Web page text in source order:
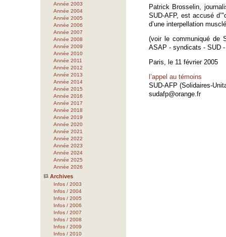
Année 2003
Année 2004
Année 2005
Année 2006
Année 2007
Année 2008
Année 2009
Année 2010
Année 2011
Année 2012
Année 2013
Année 2014
Année 2015
Année 2016
Année 2017
Année 2018
Année 2019
Année 2020
Année 2021
Année 2022
Année 2023
Année 2024
Année 2025
Année 2026
Archives
Infos / 2003
Infos / 2004
Infos / 2005
Infos / 2006
Infos / 2007
Infos / 2008
Infos / 2009
Infos / 2010
Patrick Brosselin,
SUD-AFP, est accusé
d’une interpellation
(voir le communiqué de
ASAP - syndicats - SUD
Paris, le 11 février 2005
l’appel au témoins
SUD-AFP (Solidaires-
sudafp@orange.fr